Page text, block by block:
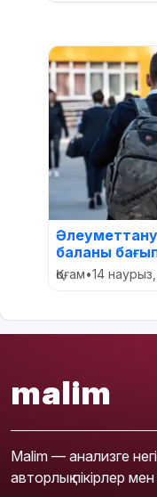
баланы
Қоғам•14
malim
Malim — анализге
авторлық пікірлер